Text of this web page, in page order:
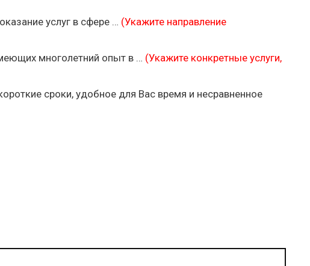
услуг в сфере … (Укажите направление
многолетний опыт в … (Укажите конкретные услуги,
сроки, удобное для Вас время и несравненное